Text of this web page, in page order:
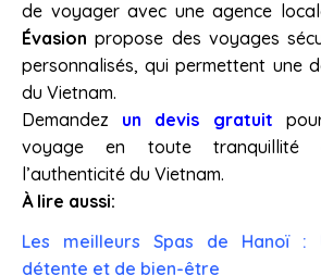
de voyager avec une agence
Évasion propose des voyages
personnalisés, qui permettent une
du Vietnam.
Demandez un devis gratuit
voyage en toute
l’authenticité du Vietnam.
À lire aussi:
Les meilleurs Spas de Hanoï :
détente et de bien-être